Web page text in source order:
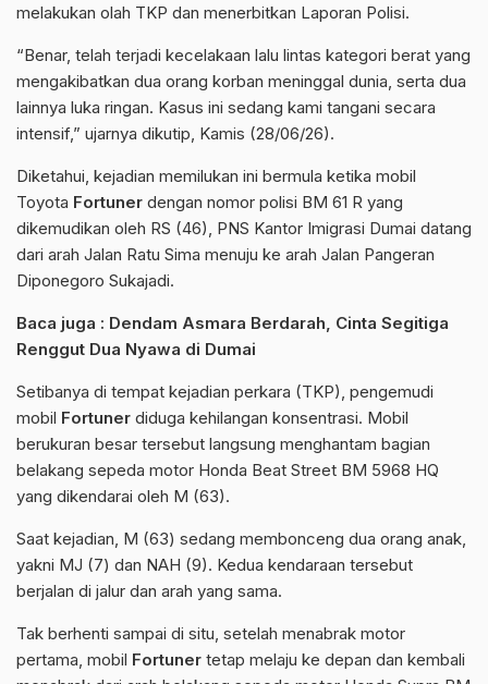
melakukan olah TKP dan menerbitkan Laporan Polisi.
“Benar, telah terjadi kecelakaan lalu lintas kategori berat yang
mengakibatkan dua orang korban meninggal dunia, serta dua
lainnya luka ringan. Kasus ini sedang kami tangani secara
intensif,” ujarnya dikutip, Kamis (28/06/26).
Diketahui, kejadian memilukan ini bermula ketika mobil
Toyota Fortuner dengan nomor polisi BM 61 R yang
dikemudikan oleh RS (46), PNS Kantor Imigrasi Dumai datang
dari arah Jalan Ratu Sima menuju ke arah Jalan Pangeran
Diponegoro Sukajadi.
Baca juga : Dendam Asmara Berdarah, Cinta Segitiga
Renggut Dua Nyawa di Dumai
Setibanya di tempat kejadian perkara (TKP), pengemudi
mobil Fortuner diduga kehilangan konsentrasi. Mobil
berukuran besar tersebut langsung menghantam bagian
belakang sepeda motor Honda Beat Street BM 5968 HQ
yang dikendarai oleh M (63).
Saat kejadian, M (63) sedang membonceng dua orang anak,
yakni MJ (7) dan NAH (9). Kedua kendaraan tersebut
berjalan di jalur dan arah yang sama.
Tak berhenti sampai di situ, setelah menabrak motor
pertama, mobil Fortuner tetap melaju ke depan dan kembali